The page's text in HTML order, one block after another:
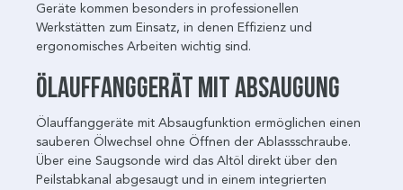
Geräte kommen besonders in professionellen
Werkstätten zum Einsatz, in denen Effizienz und
ergonomisches Arbeiten wichtig sind.
Ölauffanggerät mit Absaugung
Ölauffanggeräte mit Absaugfunktion ermöglichen einen
sauberen Ölwechsel ohne Öffnen der Ablassschraube.
Über eine Saugsonde wird das Altöl direkt über den
Peilstabkanal abgesaugt und in einem integrierten